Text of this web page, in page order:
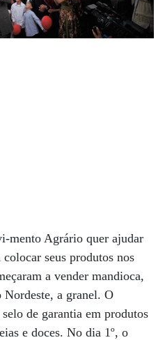
mento Agrário quer ajudar
seus produtos nos
a vender mandioca,
Nordeste, a granel. O
de garantia em produtos
e doces. No dia 1º, o